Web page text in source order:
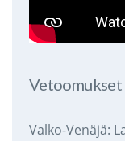
Vetoomukset
Valko-Venäjä: